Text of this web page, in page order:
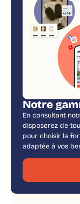
Notre
En consultant
disposerez de
pour choisir la
adaptée à vos